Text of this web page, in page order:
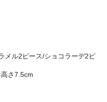
メル2ピース/ショコラーデ2ピ
さ7.5cm